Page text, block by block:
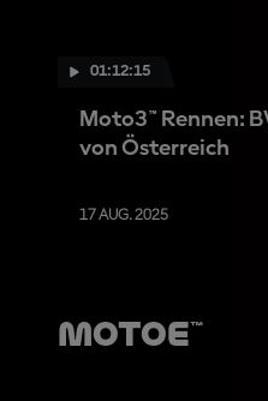
01:12:15
Moto3™ Rennen:
von Österreich
17 AUG. 2025
MotoE™